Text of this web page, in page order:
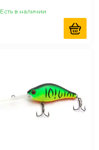
Есть в наличии